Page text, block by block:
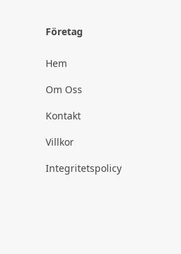
Företag
Hem
Om Oss
Kontakt
Villkor
Integritetspolicy